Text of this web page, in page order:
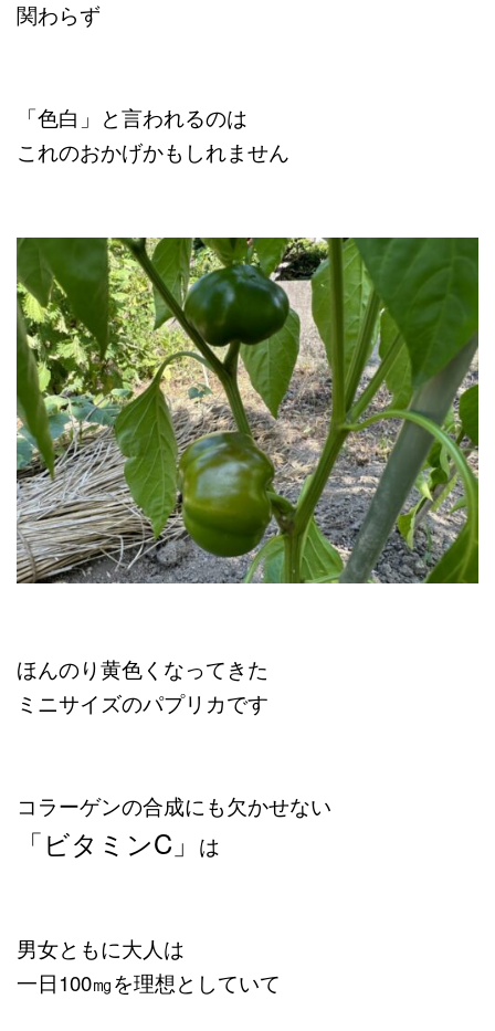
関わらず
「色白」と言われるのは
これのおかげかもしれません
ほんのり黄色くなってきた
ミニサイズのパプリカです
コラーゲンの合成にも欠かせない
「ビタミンC」 は
男女ともに大人は
一日100㎎を理想としていて